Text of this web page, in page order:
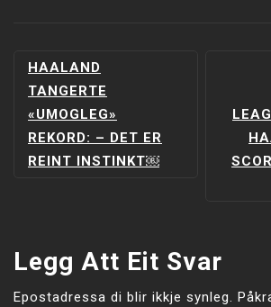
INNLEGGSNAVIGERING
HAALAND
TANGERTE
«UMOGLEG»
REKORD: – DET ER
REINT INSTINKT￼
Legg Att Eit Svar
Epostadressa di blir ikkje synleg.